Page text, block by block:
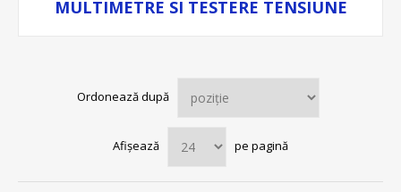
MULTIMETRE SI TESTERE TENSIUNE
Ordonează după
Afișează pe pagină